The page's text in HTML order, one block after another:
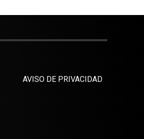
AVISO DE PRIVACIDAD